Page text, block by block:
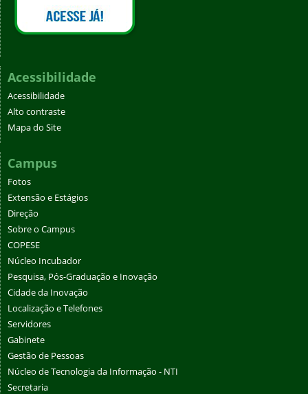
Acessibilidade
Acessibilidade
Alto contraste
Mapa do Site
Campus
Fotos
Extensão e Estágios
Direção
Sobre o Campus
COPESE
Núcleo Incubador
Pesquisa, Pós-Graduação e Inovação
Cidade da Inovação
Localização e Telefones
Servidores
Gabinete
Gestão de Pessoas
Núcleo de Tecnologia da Informação - NTI
Secretaria